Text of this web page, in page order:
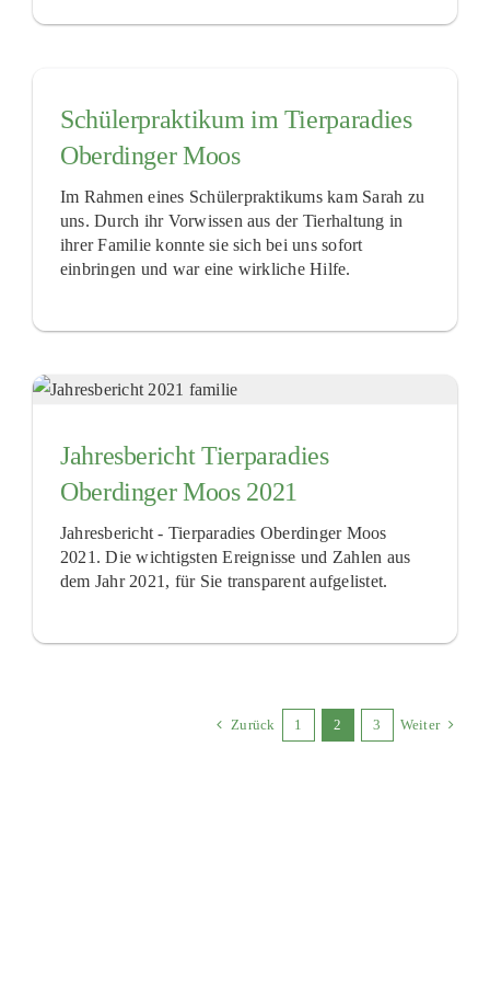
Schülerpraktikum im Tierparadies
Oberdinger Moos
Im Rahmen eines Schülerpraktikums kam Sarah zu
uns. Durch ihr Vorwissen aus der Tierhaltung in
ihrer Familie konnte sie sich bei uns sofort
einbringen und war eine wirkliche Hilfe.
Jahresbericht Tierparadies
Oberdinger Moos 2021
Jahresbericht - Tierparadies Oberdinger Moos
2021. Die wichtigsten Ereignisse und Zahlen aus
dem Jahr 2021, für Sie transparent aufgelistet.
Zurück 1 2 3 Weiter